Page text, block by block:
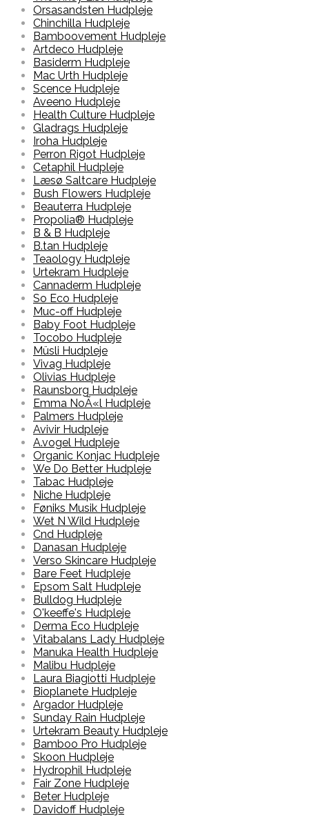
Orsasandsten Hudpleje
Chinchilla Hudpleje
Bamboovement Hudpleje
Artdeco Hudpleje
Basiderm Hudpleje
Mac Urth Hudpleje
Scence Hudpleje
Aveeno Hudpleje
Health Culture Hudpleje
Gladrags Hudpleje
Iroha Hudpleje
Perron Rigot Hudpleje
Cetaphil Hudpleje
Læsø Saltcare Hudpleje
Bush Flowers Hudpleje
Beauterra Hudpleje
Propolia® Hudpleje
B & B Hudpleje
B.tan Hudpleje
Teaology Hudpleje
Urtekram Hudpleje
Cannaderm Hudpleje
So Eco Hudpleje
Muc-off Hudpleje
Baby Foot Hudpleje
Tocobo Hudpleje
Müsli Hudpleje
Vivag Hudpleje
Olivias Hudpleje
Raunsborg Hudpleje
Emma NoÃ«l Hudpleje
Palmers Hudpleje
Avivir Hudpleje
A.vogel Hudpleje
Organic Konjac Hudpleje
We Do Better Hudpleje
Tabac Hudpleje
Niche Hudpleje
Føniks Musik Hudpleje
Wet N Wild Hudpleje
Cnd Hudpleje
Danasan Hudpleje
Verso Skincare Hudpleje
Bare Feet Hudpleje
Epsom Salt Hudpleje
Bulldog Hudpleje
O'keeffe's Hudpleje
Derma Eco Hudpleje
Vitabalans Lady Hudpleje
Manuka Health Hudpleje
Malibu Hudpleje
Laura Biagiotti Hudpleje
Bioplanete Hudpleje
Argador Hudpleje
Sunday Rain Hudpleje
Urtekram Beauty Hudpleje
Bamboo Pro Hudpleje
Skoon Hudpleje
Hydrophil Hudpleje
Fair Zone Hudpleje
Beter Hudpleje
Davidoff Hudpleje